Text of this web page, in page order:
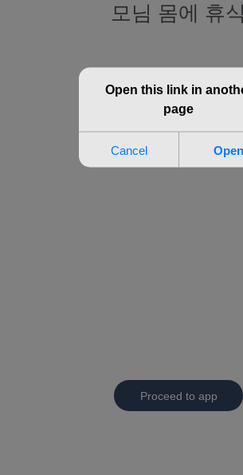
모님 몸에 휴식
Proceed to app